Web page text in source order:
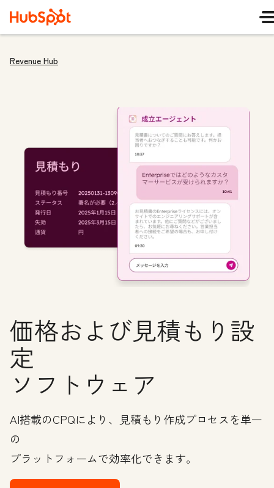
Revenue Hub
価格および見積もり設
定
ソフトウェア
AI搭載のCPQにより、見積もり作成プロセスを単一
の
プラットフォームで効率化できます。